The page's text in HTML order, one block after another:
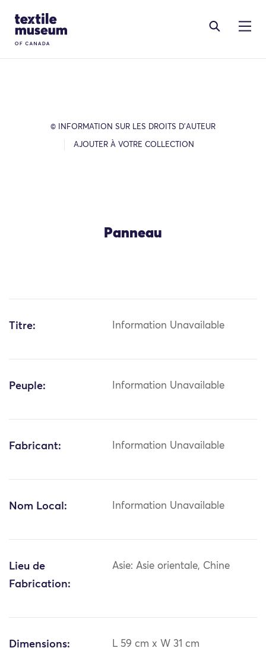
Site Logo
© INFORMATION SUR LES DROITS D’AUTEUR
AJOUTER À VOTRE COLLECTION
Panneau
Titre: Information Unavailable
Peuple: Information Unavailable
Fabricant: Information Unavailable
Nom Local: Information Unavailable
Lieu de
Fabrication:
Asie: Asie orientale, Chine
Dimensions: L 59 cm x W 31 cm